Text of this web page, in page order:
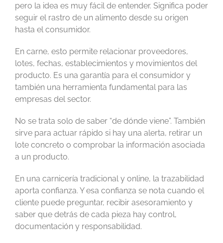
pero la idea es muy fácil de entender. Significa poder
seguir el rastro de un alimento desde su origen
hasta el consumidor.
En carne, esto permite relacionar proveedores,
lotes, fechas, establecimientos y movimientos del
producto. Es una garantía para el consumidor y
también una herramienta fundamental para las
empresas del sector.
No se trata solo de saber “de dónde viene”. También
sirve para actuar rápido si hay una alerta, retirar un
lote concreto o comprobar la información asociada
a un producto.
En una carnicería tradicional y online, la trazabilidad
aporta confianza. Y esa confianza se nota cuando el
cliente puede preguntar, recibir asesoramiento y
saber que detrás de cada pieza hay control,
documentación y responsabilidad.